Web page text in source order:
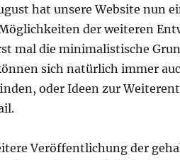
hat unsere Website nun
der weiteren
mal die minimalistische
sich natürlich immer
oder Ideen zur
Veröffentlichung der